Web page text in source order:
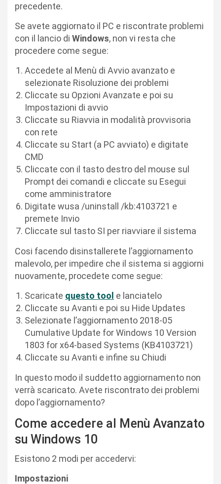
precedente.
Se avete aggiornato il PC e riscontrate problemi
con il lancio di Windows, non vi resta che
procedere come segue:
Accedete al Menù di Avvio avanzato e
selezionate Risoluzione dei problemi
Cliccate su Opzioni Avanzate e poi su
Impostazioni di avvio
Cliccate su Riavvia in modalità provvisoria
con rete
Cliccate su Start (a PC avviato) e digitate
CMD
Cliccate con il tasto destro del mouse sul
Prompt dei comandi e cliccate su Esegui
come amministratore
Digitate wusa /uninstall /kb:4103721 e
premete Invio
Cliccate sul tasto SI per riavviare il sistema
Cosi facendo disinstallerete l’aggiornamento
malevolo, per impedire che il sistema si aggiorni
nuovamente, procedete come segue:
Scaricate questo tool e lanciatelo
Cliccate su Avanti e poi su Hide Updates
Selezionate l’aggiornamento 2018-05
Cumulative Update for Windows 10 Version
1803 for x64-based Systems (KB4103721)
Cliccate su Avanti e infine su Chiudi
In questo modo il suddetto aggiornamento non
verrà scaricato. Avete riscontrato dei problemi
dopo l’aggiornamento?
Come accedere al Menù Avanzato
su Windows 10
Esistono 2 modi per accedervi:
Impostazioni